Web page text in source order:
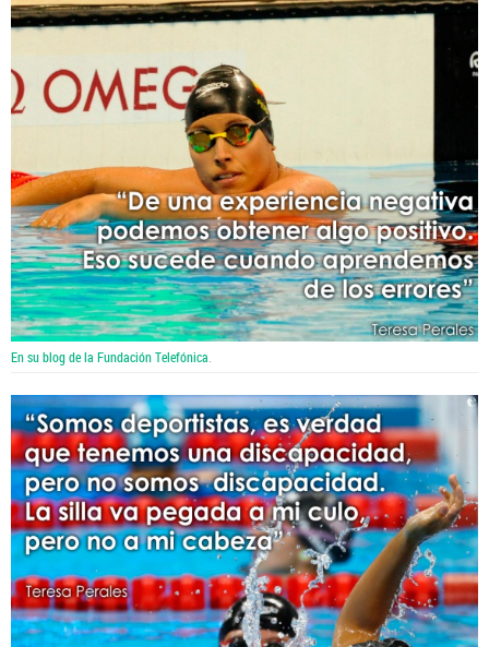
En su blog de la Fundación Telefónica